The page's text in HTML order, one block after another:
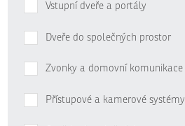
Vstupní dveře a portály
Dveře do společných prostor
Zvonky a domovní komunikace
Přístupové a kamerové systémy